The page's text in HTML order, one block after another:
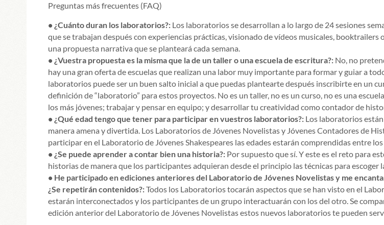
Preguntas más frecuentes (FAQ)
• ¿Cuánto duran los laboratorios?:Los laboratorios se desarrollan a lo largo de 24 sesiones
que se trabajan después con experiencias prácticas, visionado de vídeos musicales,
una propuesta narrativa que se planteará cada semana.
• ¿Vuestra propuesta es la misma que la de un taller o una escuela de escritura?:No, no
hay una gran oferta de escuelas que realizan una labor muy importante para formar y guiar a
laboratorios puede ser un buen salto inicial a que puedas plantearte después inscribirte en un
definición de “laboratorio” para estos proyectos. No es un taller, no es un curso, no es una
los más jóvenes; trabajar y pensar en equipo; y desarrollar tu creatividad como contador de
• ¿Qué edad tengo que tener para participar en vuestros laboratorios?:Los laboratorios están
manera amena y divertida. Los Laboratorios de Jóvenes Novelistas y Jóvenes Contadores de
participar en el Laboratorio de Jóvenes Shakespeares las edades estarán comprendidas entre
• ¿Se puede aprender a contar bien una historia?:Por supuesto que sí. Y este es el reto para
historias de manera que los participantes adquieran desde el principio las técnicas para
• He participado en ediciones anteriores del Laboratorio de Jóvenes Novelistas y me
¿Se repetirán contenidos?:Todos los Laboratorios tocarán aspectos que se han visto en el
estarán interconectados y los participantes de un grupo interactuarán con los del otro. Se
edición anterior del Laboratorio de Jóvenes Novelistas estos nuevos laboratorios te pueden